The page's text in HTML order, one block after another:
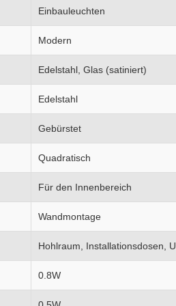
Einbauleuchten
Modern
Edelstahl, Glas (satiniert)
Edelstahl
Gebürstet
Quadratisch
Für den Innenbereich
Wandmontage
Hohlraum, Installationsdosen,
0.8W